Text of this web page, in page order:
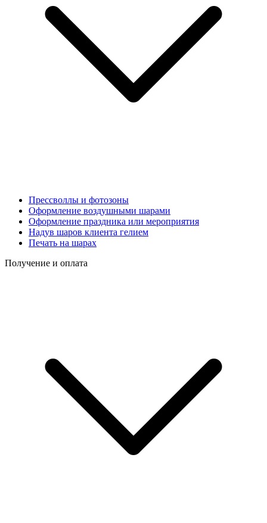
Прессволлы и фотозоны
Оформление воздушными шарами
Оформление праздника или мероприятия
Надув шаров клиента гелием
Печать на шарах
Получение и оплата